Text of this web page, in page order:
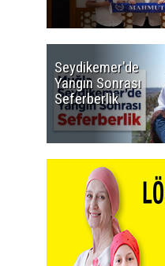
Seydikemer'de
Yangın Sonrası
Seferberlik